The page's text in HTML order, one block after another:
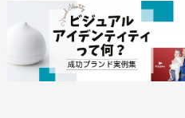
ビジュアルアイデンティティって何？
成功ブランド実例集 | デザイン作成依
頼はT3デザイン
2025.03.28
事例